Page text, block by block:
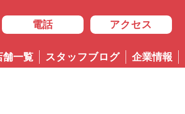
電話
岐阜
アクセス
岐阜
舗一覧 スタッフブログ 企業情報